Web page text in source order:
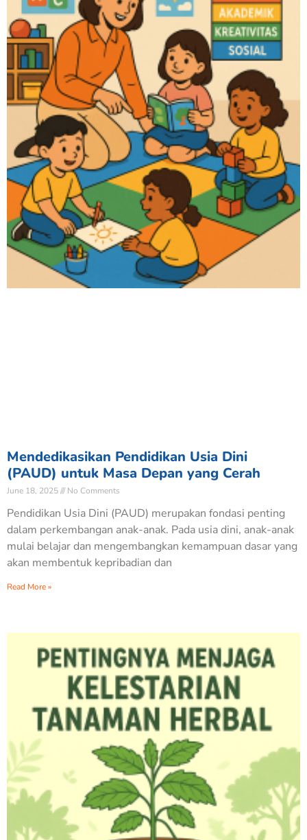
Mendedikasikan Pendidikan Usia Dini
(PAUD) untuk Masa Depan yang Cerah
June 18, 2025 No Comments
Pendidikan Usia Dini (PAUD) merupakan fondasi penting
dalam perkembangan anak-anak. Pada usia dini, anak-anak
mulai belajar dan mengembangkan kemampuan dasar yang
akan membentuk kepribadian dan
Read More »